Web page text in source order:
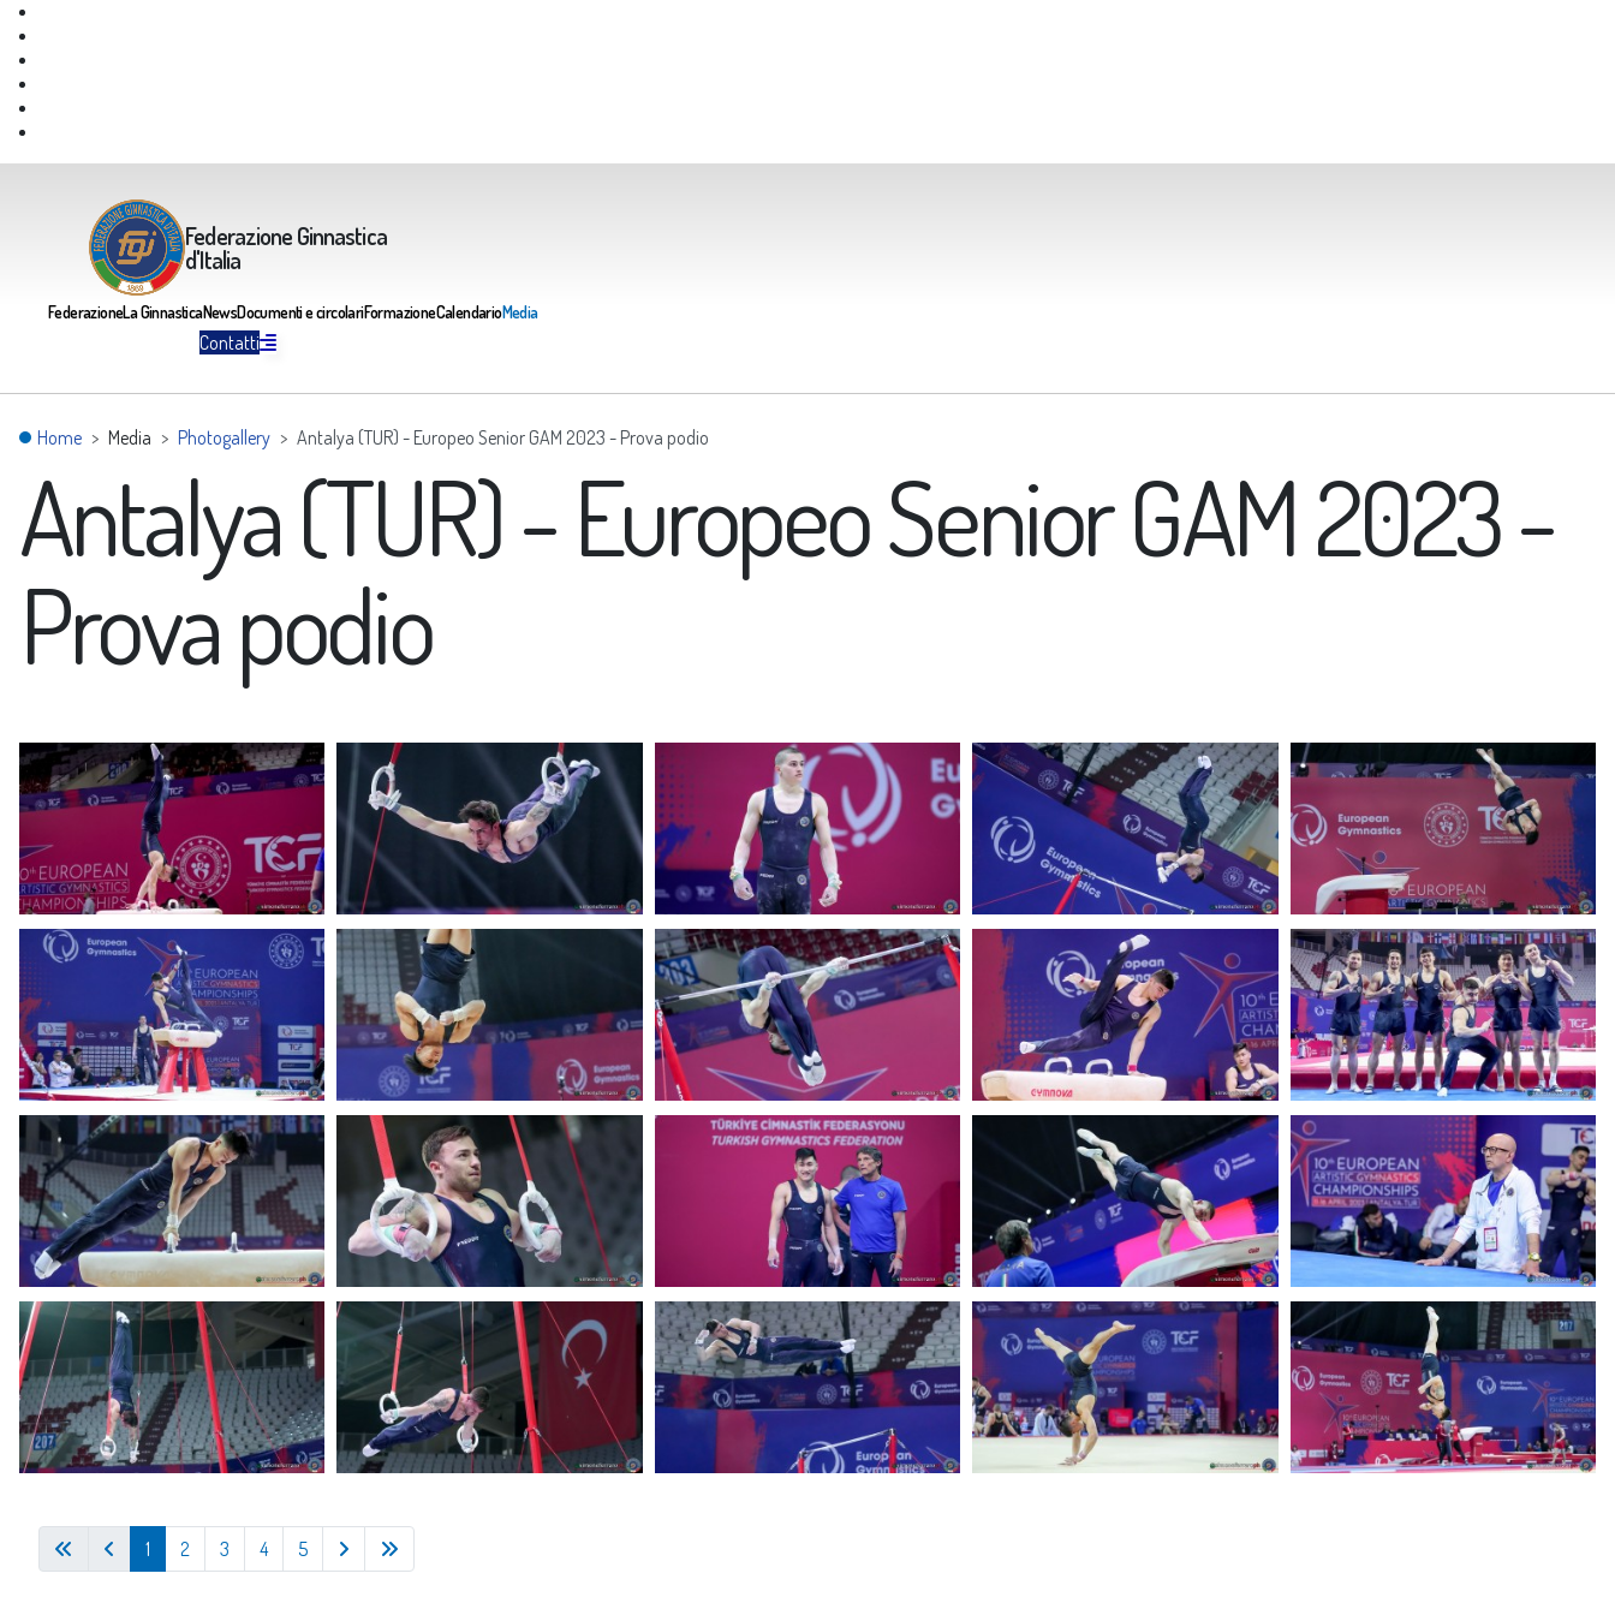
Federazione Ginnastica
d'Italia
FederazioneLa GinnasticaNewsDocumenti e circolariFormazioneCalendarioMedia
Contatti
Home Media Photogallery Antalya (TUR) - Europeo Senior GAM 2023 - Prova podio
Antalya (TUR) - Europeo Senior GAM 2023 -
Prova podio
1 2 3 4 5